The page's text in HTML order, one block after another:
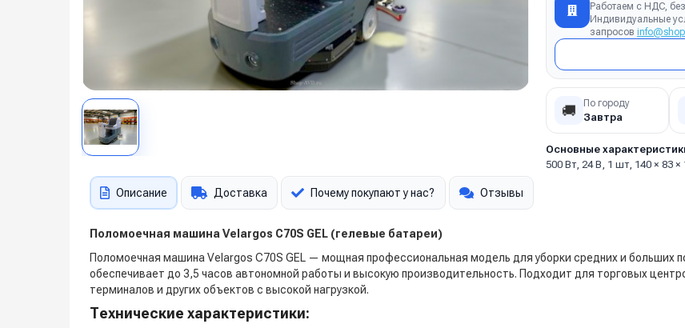
Работаем с НДС,
Индивидуальные
запросов
🚚 По городу
Завтра
Основные
500 Вт, 24 В, 1 шт, 140 × 83
Описание Доставка Почему покупают у нас? Отзывы
Поломоечная машина Velargos C70S GEL (гелевые батареи)
Поломоечная машина Velargos C70S GEL — мощная профессиональная модель для уборки средних и
обеспечивает до 3,5 часов автономной работы и высокую производительность. Подходит для торговых
терминалов и других объектов с высокой нагрузкой.
Технические характеристики: